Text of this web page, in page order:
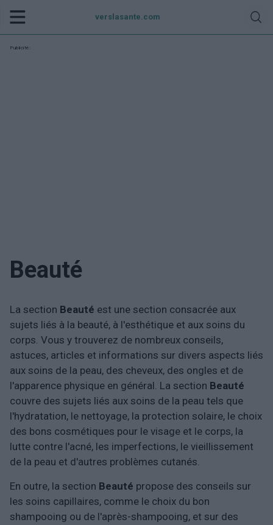
verslasante.com
Publicité:
Beauté
La section Beauté est une section consacrée aux
sujets liés à la beauté, à l'esthétique et aux soins du
corps. Vous y trouverez de nombreux conseils,
astuces, articles et informations sur divers aspects liés
aux soins de la peau, des cheveux, des ongles et de
l'apparence physique en général. La section Beauté
couvre des sujets liés aux soins de la peau tels que
l'hydratation, le nettoyage, la protection solaire, le choix
des bons cosmétiques pour le visage et le corps, la
lutte contre l'acné, les imperfections, le vieillissement
de la peau et d'autres problèmes cutanés.
En outre, la section Beauté propose des conseils sur
les soins capillaires, comme le choix du bon
shampooing ou de l'après-shampooing, et sur des